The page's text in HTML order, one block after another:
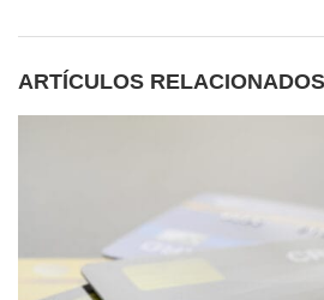
ARTÍCULOS RELACIONADOS